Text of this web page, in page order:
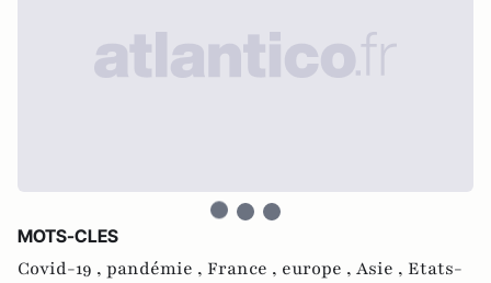
MOTS-CLES
Covid-19 , pandémie , France , europe , Asie , Etats-